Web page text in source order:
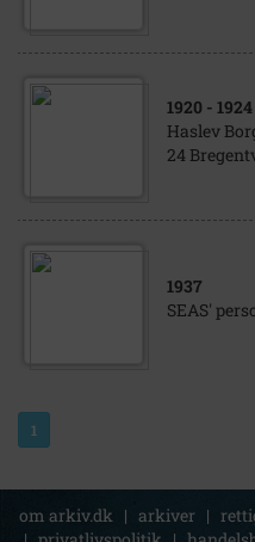
1920 - 1924
Haslev
24
1937
SEAS'
1
om arkiv.dk | arkiver |